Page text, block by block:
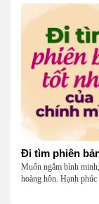
Muốn ngắm bình
hoàng hôn. Hạnh